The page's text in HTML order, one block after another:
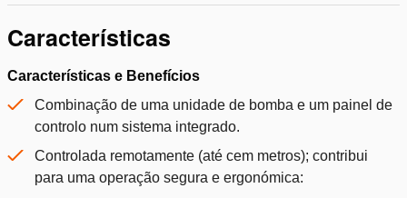
Características
Características e Benefícios
Combinação de uma unidade de bomba e um painel de
controlo num sistema integrado.
Controlada remotamente (até cem metros); contribui
para uma operação segura e ergonómica: